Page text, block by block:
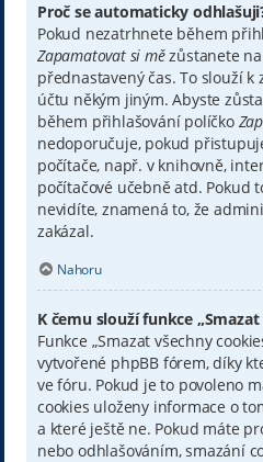
Proč se automaticky
Pokud nezatrhnete během
Zapamatovat si mězůstanete
přednastavený čas. To slouží
účtu někým jiným. Abyste
během přihlašování políčko
nedoporučuje, pokud
počítače, např. v knihovně,
počítačové učebně atd. Pokud
nevidíte, znamená to, že
zakázal.
Nahoru
K čemu slouží funkce
Funkce „Smazat všechny
vytvořené phpBB fórem, díky
ve fóru. Pokud je to povoleno
cookies uloženy informace o
a které ještě ne. Pokud máte
nebo odhlašováním, smazání